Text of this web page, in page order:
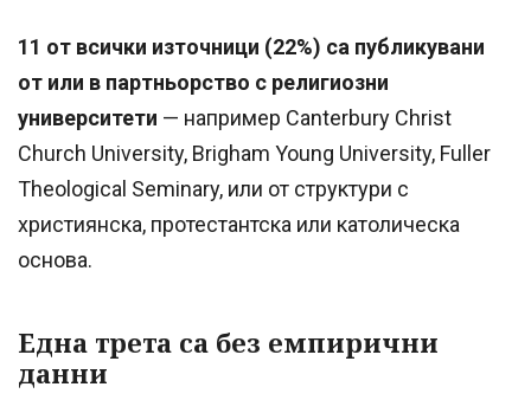
11 от всички източници (22%) са публикувани
от или в партньорство с религиозни
университети — например Canterbury Christ
Church University, Brigham Young University, Fuller
Theological Seminary, или от структури с
християнска, протестантска или католическа
основа.
Една трета са без емпирични
данни